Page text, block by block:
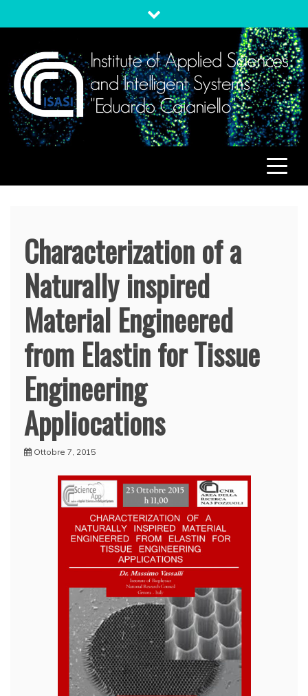
to
ISASIInstitute of Applied Sciences and Intelligent Systems
"Eduardo Caianiello"
Characterization of a
Naturally inspired
Material Engineered
from Elastin for Tissue
Engineering
Appliocations
Ottobre 7, 2015